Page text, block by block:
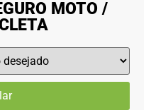
MOTO /